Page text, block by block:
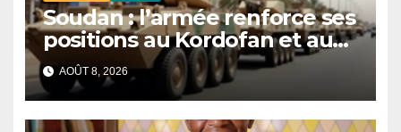
Soudan : l’armée renforce ses
positions au Kordofan et au
Darfour avec des blindés
financés par Riyad
AOÛT 8, 2026